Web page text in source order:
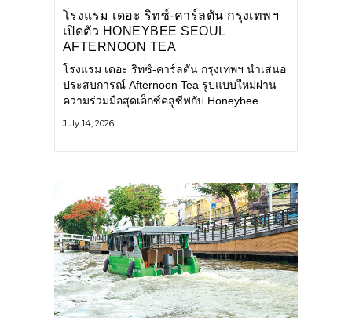
โรงแรม เดอะ ริทซ์-คาร์ลตัน กรุงเทพฯ
เปิดตัว HONEYBEE SEOUL
AFTERNOON TEA
COLLABORATION ณ คาเลโอ
(CALEŌ) ชวนสัมผัสเสน่ห์ของขนม
หวานร่วมสมัยจากกรุงโซล
โรงแรม เดอะ ริทซ์-คาร์ลตัน กรุงเทพฯ นำเสนอ
ประสบการณ์ Afternoon Tea รูปแบบใหม่ผ่าน
ความร่วมมือสุดเอ็กซ์คลูซีฟกับ Honeybee
ดังจากกรุงโซล นำโดยเชฟอึนจอง
July 14, 2026